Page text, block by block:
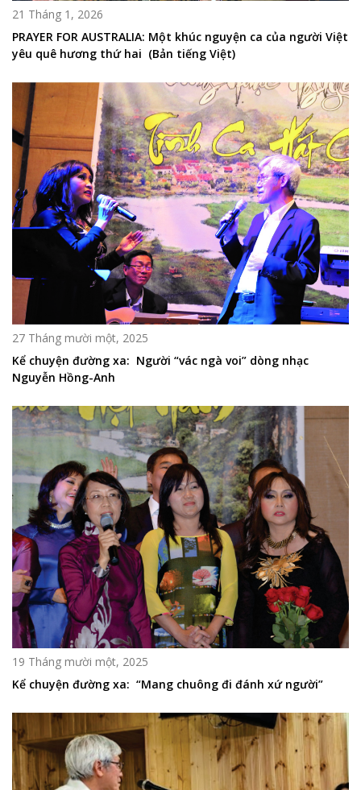
21 Tháng 1, 2026
PRAYER FOR AUSTRALIA: Một khúc nguyện ca của người Việt
yêu quê hương thứ hai (Bản tiếng Việt)
27 Tháng mười một, 2025
Kể chuyện đường xa: Người “vác ngà voi” dòng nhạc
Nguyễn Hồng-Anh
19 Tháng mười một, 2025
Kể chuyện đường xa: “Mang chuông đi đánh xứ người”